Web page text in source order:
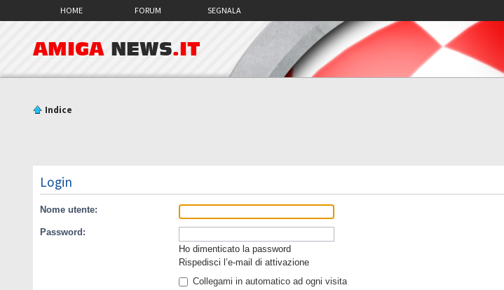
HOME FORUM SEGNALA
AMIGA NEWS.IT
Indice
Login
Nome utente:
Password:
Ho dimenticato la password
Rispedisci l’e-mail di attivazione
Collegami in automatico ad ogni visita